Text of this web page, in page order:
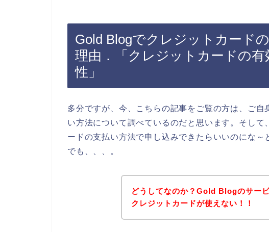
Gold Blogでクレジットカード
理由．「クレジットカードの
性」
多分ですが、今、こちらの記事をご覧の方は、ご
い方法について調べているのだと思います。そし
ードの支払い方法で申し込みできたらいいのにな～
でも、、、。
どうしてなのか？Gold Blogのサー
クレジットカードが使えない！！